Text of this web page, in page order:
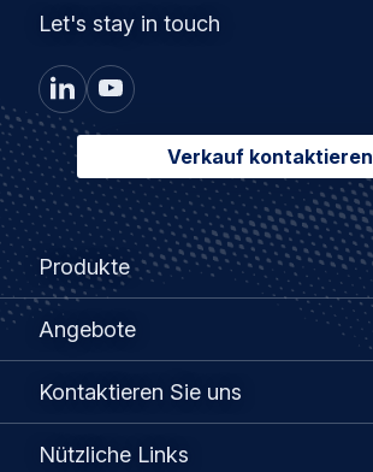
Let's stay in touch
Verkauf kontaktieren
Footer
menu
Produkte
Produkte
Angebote
Angebote
Kontaktieren Sie uns
Nützliche Links